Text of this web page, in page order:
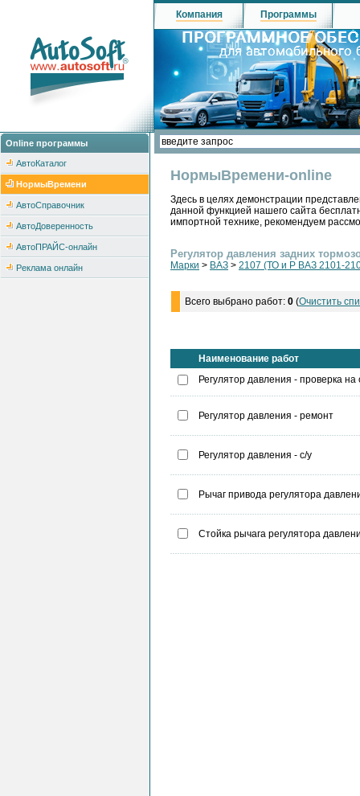
Online программы
АвтоКаталог
НормыВремени
АвтоСправочник
АвтоДоверенность
АвтоПРАЙС-онлайн
Реклама онлайн
Компания Программы
НормыВремени-online
Здесь в целях демонстрации
данной функцией нашего сайта
импортной технике, рекомендуем
Регулятор давления задних
Марки > ВАЗ > 2107 (ТО и Р ВАЗ 2101-
Всего выбрано работ: 0 (Очистить
Наименование работ
Регулятор давления - проверка на
Регулятор давления - ремонт
Регулятор давления - с/у
Рычаг привода регулятора
Стойка рычага регулятора